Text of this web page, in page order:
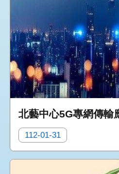
北藝中心5G專網傳輸
112-01-31